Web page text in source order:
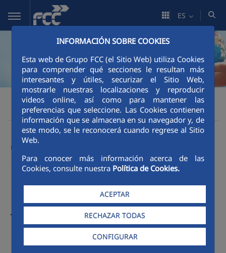
Saltar al contenido principal
INFORMACIÓN SOBRE COOKIES
Esta web de Grupo FCC (el Sitio Web) utiliza Cookies
para comprender qué secciones le resultan más
interesantes y útiles, securizar el Sitio Web,
mostrarle nuestras localizaciones y reproducir
videos online, así como para mantener las
preferencias que seleccione. Las Cookies contienen
información que se almacena en su navegador y, de
este modo, se le reconocerá cuando regrese al Sitio
Web.
Para conocer más información acerca de las
Cookies, consulte nuestra Política de Cookies.
ACEPTAR
RECHAZAR TODAS
CONFIGURAR
ES
FCC Sostenibilidad
Buen gobierno
Código Ético y de Conducta
Compromiso con la
integridad, la
honestidad y la
transparencia